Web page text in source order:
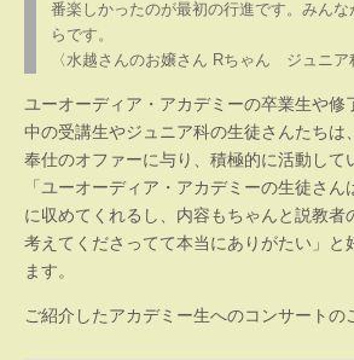
番楽しかったのが最初の行進です。みん
らです。
〈水越さんのお嬢さん Rちゃん ジュニア
ユーオーディア・アカデミーの卒業生や修
中の受講生やジュニア科の生徒さんたちは
奉仕のオファーに与り、積極的に活動して
「ユーオーディア・アカデミーの生徒さん
に収めてくれるし、内容もちゃんと説教者
考えてくださってて本当にありがたい」と
ます。
ご紹介したアカデミー生へのコンサートの